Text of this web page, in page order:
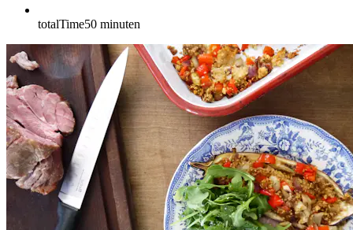
totalTime50 minuten